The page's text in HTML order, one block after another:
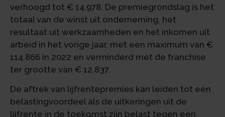
verhoogd tot € 14.978. De premiegrondslag is het
totaal van de winst uit onderneming, het
resultaat uit werkzaamheden en het inkomen uit
arbeid in het vorige jaar, met een maximum van €
114.866 in 2022 en verminderd met de franchise
ter grootte van € 12.837.
De aftrek van lijfrentepremies kan leiden tot een
belastingvoordeel als de uitkeringen uit de
lijfrente in de toekomst zijn belast tegen een